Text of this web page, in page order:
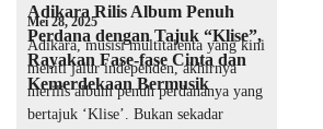
Adikara Rilis Album Penuh
Perdana dengan Tajuk “Klise”,
Rayakan Fase-fase Cinta dan
Kemerdekaan Bermusik
Mei 28, 2025
Adikara, musisi multitalenta yang kini
meniti jalur independen, akhirnya
merilis album penuh perdananya yang
bertajuk ‘Klise’. Bukan sekadar